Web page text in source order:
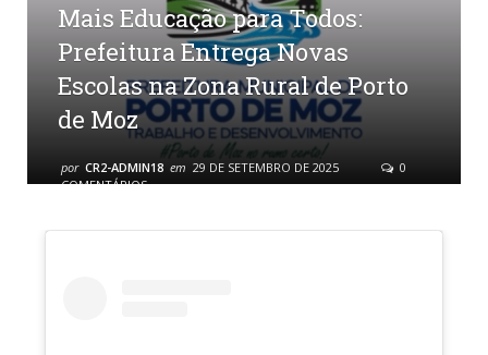
Mais Educação para Todos:
Prefeitura Entrega Novas
Escolas na Zona Rural de Porto
de Moz
por CR2-ADMIN18 em 29 DE SETEMBRO DE 2025
0
COMENTÁRIOS